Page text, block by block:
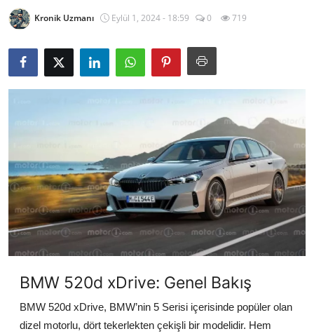
Vergi & ÖTV & MTV
Sorgulamalar
Elektrikli & Hibrit
Kiralama & Filo
Sürüş & Güvenlik
Lastik & Jant
Yağlar & Sıvılar
Kronik Uzmanı Eylül 1, 2024 - 18:59 0 719
BMW 520d xDrive: Genel Bakış
BMW 520d xDrive, BMW’nin 5 Serisi içerisinde popüler olan
dizel motorlu, dört tekerlekten çekişli bir modelidir. Hem